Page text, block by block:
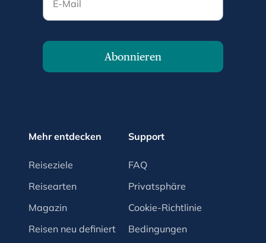
Abonnieren
Mehr entdecken
Reiseziele
Reisearten
Magazin
Reisen neu definiert
Support
FAQ
Privatsphäre
Cookie-Richtlinie
Bedingungen